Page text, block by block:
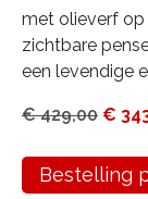
met olieverf op
zichtbare
een levendige
€429,00 €
Bestelling